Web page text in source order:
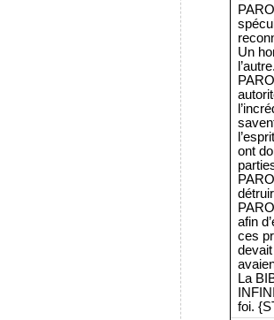
Un
ont
afin
ces
La
foi.